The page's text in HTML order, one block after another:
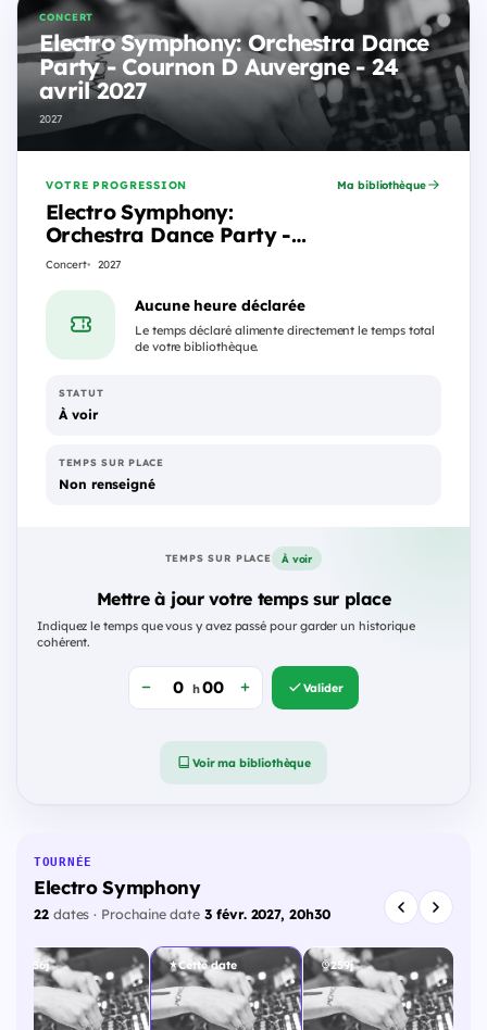
CONCERT
Electro Symphony: Orchestra Dance
Party - Cournon D Auvergne - 24
avril 2027
2027
VOTRE PROGRESSION
Electro Symphony:
Orchestra Dance Party -
Cournon D Auvergne - 24
Concert 2027
Ma bibliothèque
Aucune heure déclarée
Le temps déclaré alimente directement le temps total
de votre bibliothèque.
STATUT
À voir
TEMPS SUR PLACE
Non renseigné
TEMPS SUR PLACE À voir
Mettre à jour votre temps sur place
Indiquez le temps que vous y avez passé pour garder un historique
cohérent.
h Valider
Voir ma bibliothèque
TOURNÉE
Electro Symphony
22dates · Prochaine date3 févr. 2027, 20h30
256j Cette date 259j